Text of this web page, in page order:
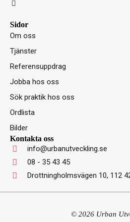
i
k
e
d
i
n
i
Sidor
Om oss
Tjänster
Referensuppdrag
Jobba hos oss
Sök praktik hos oss
Ordlista
Bilder
Kontakta oss
info@urbanutveckling.se
08 - 35 43 45
Drottningholmsvägen 10, 112
© 2026 Urban